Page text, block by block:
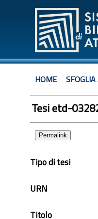
HOME SFOGLIA
Tesi etd-
Permalink
Tipo di tesi
URN
Titolo